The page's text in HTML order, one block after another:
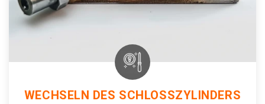
WECHSELN DES SCHLOSSZYLINDERS